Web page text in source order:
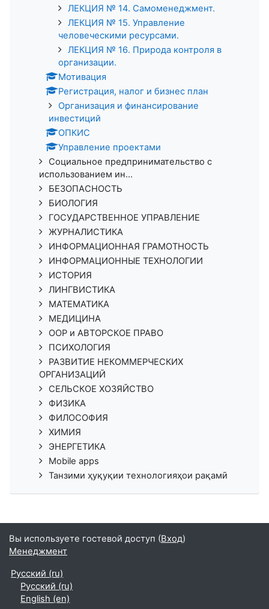
ЛЕКЦИЯ № 14. Самоменеджмент.
ЛЕКЦИЯ № 15. Управление
человеческими ресурсами.
ЛЕКЦИЯ № 16. Природа контроля в
организации.
Мотивация
Регистрация, налог и бизнес план
Организация и финансирование
инвестиций
ОПКИС
Управление проектами
Социальное предпринимательство с
использованием ин...
БЕЗОПАСНОСТЬ
БИОЛОГИЯ
ГОСУДАРСТВЕННОЕ УПРАВЛЕНИЕ
ЖУРНАЛИСТИКА
ИНФОРМАЦИОННАЯ ГРАМОТНОСТЬ
ИНФОРМАЦИОННЫЕ ТЕХНОЛОГИИ
ИСТОРИЯ
ЛИНГВИСТИКА
МАТЕМАТИКА
МЕДИЦИНА
ООР и АВТОРСКОЕ ПРАВО
ПСИХОЛОГИЯ
РАЗВИТИЕ НЕКОММЕРЧЕСКИХ
ОРГАНИЗАЦИЙ
СЕЛЬСКОЕ ХОЗЯЙСТВО
ФИЗИКА
ФИЛОСОФИЯ
ХИМИЯ
ЭНЕРГЕТИКА
Mobile apps
Танзими ҳуқуқии технологияҳои рақамӣ
Вы используете гостевой доступ (Вход)
Менеджмент
Русский ‎(ru)‎
Русский ‎(ru)‎
English ‎(en)‎